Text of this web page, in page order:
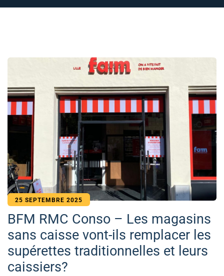
25 SEPTEMBRE 2025
BFM RMC Conso – Les magasins
sans caisse vont-ils remplacer les
supérettes traditionnelles et leurs
caissiers?